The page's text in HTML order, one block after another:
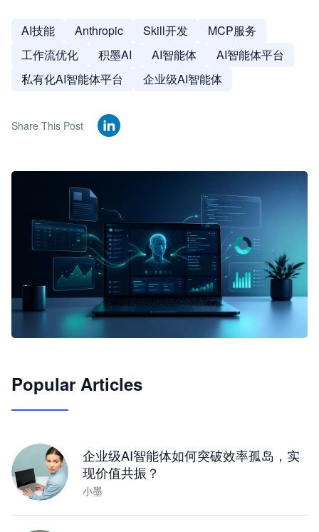
AI技能 Anthropic Skill开发
MCP服务
工作流优化
积墨AI AI智能体
AI智能体平台
私有化AI智能体平台
企业级AI智能体
Share This Post
JimoClaw 桌面 AI Agent 工作台
Popular Articles
企业级AI智能体如何突破效率孤岛，实
现价值共振？
小墨